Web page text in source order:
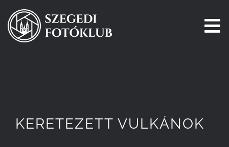
Kihagyás
Pályázatok
KERETEZETT VULKÁNOK